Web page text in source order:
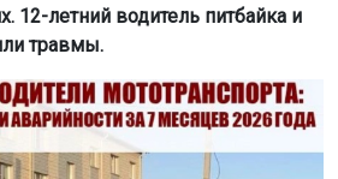
12-летний водитель питбайка и
травмы.